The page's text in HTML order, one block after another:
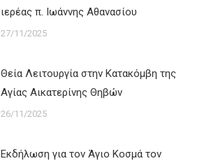
ιερέας π. Ιωάννης Αθανασίου
27/11/2025
Θεία Λειτουργία στην Κατακόμβη της
Αγίας Αικατερίνης Θηβών
26/11/2025
Εκδήλωση για τον Άγιο Κοσμά τον